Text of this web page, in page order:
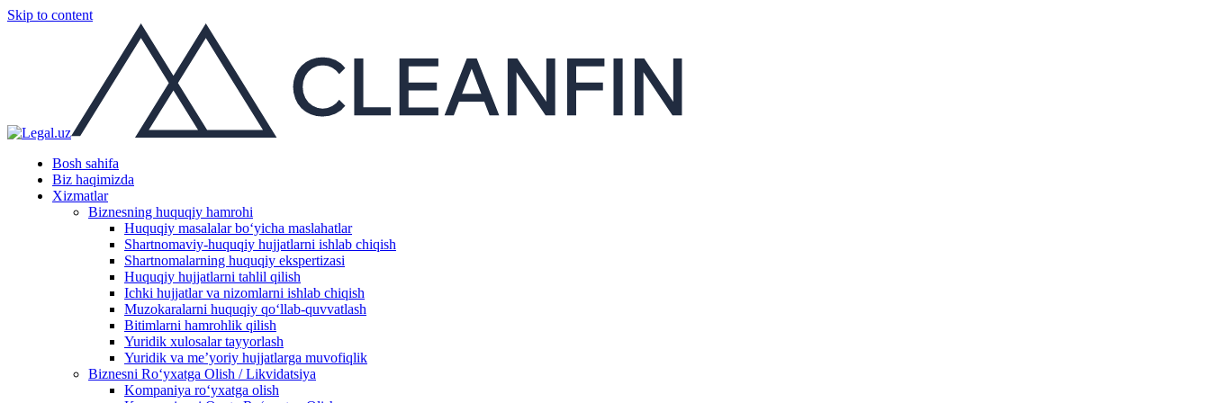
Skip to content
Bosh sahifa
Biz haqimizda
Xizmatlar
Biznesning huquqiy hamrohi
Huquqiy masalalar boʻyicha maslahatlar
Shartnomaviy-huquqiy hujjatlarni ishlab chiqish
Shartnomalarning huquqiy ekspertizasi
Huquqiy hujjatlarni tahlil qilish
Ichki hujjatlar va nizomlarni ishlab chiqish
Muzokaralarni huquqiy qoʻllab-quvvatlash
Bitimlarni hamrohlik qilish
Yuridik xulosalar tayyorlash
Yuridik va me’yoriy hujjatlarga muvofiqlik
Biznesni Ro‘yxatga Olish / Likvidatsiya
Kompaniya ro‘yxatga olish